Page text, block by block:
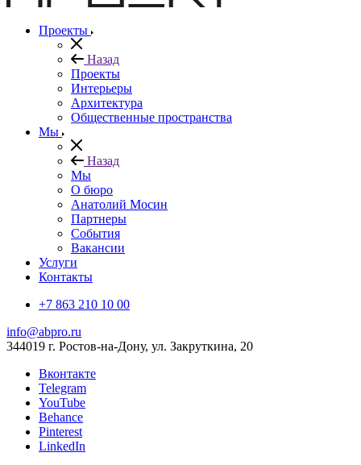
Проекты
Назад
Проекты
Интерьеры
Архитектура
Общественные пространства
Мы
Назад
Мы
О бюро
Анатолий Мосин
Партнеры
События
Вакансии
Услуги
Контакты
+7 863 210 10 00
info@abpro.ru
344019 г. Ростов-на-Дону, ул. Закруткина, 20
Вконтакте
Telegram
YouTube
Behance
Pinterest
LinkedIn